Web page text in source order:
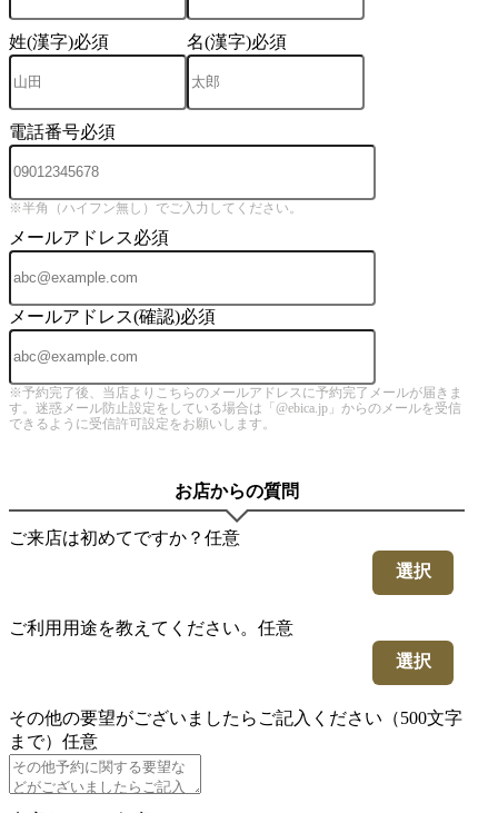
姓(漢字)必須 名(漢字)必須
電話番号必須
※半角（ハイフン無し）でご入力してください。
メールアドレス必須
メールアドレス(確認)必須
※予約完了後、当店よりこちらのメールアドレスに予約完了メールが届きま
す。迷惑メール防止設定をしている場合は「@ebica.jp」からのメールを受信
できるように受信許可設定をお願いします。
お店からの質問
ご来店は初めてですか？ 任意
選択
ご利用用途を教えてください。 任意
選択
その他の要望がございましたらご記入ください（500文字
まで） 任意